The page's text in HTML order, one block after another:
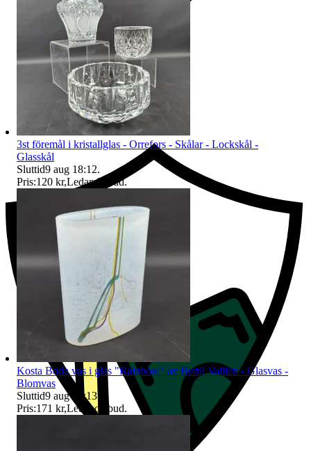
Ersättning om du inte får din vara
3st föremål i kristallglas - Orrefors - Skålar - Lockskål -
Glasskål
Sluttid9 aug 18:12.
Pris:120 kr,Ledande bud.
Kosta Boda vas i glas "Rainbow" av Bertil Vallien - Glasvas -
Blomvas
Sluttid9 aug 18:13.
Pris:171 kr,Ledande bud.